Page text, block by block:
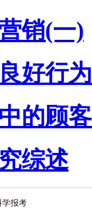
销(一)
好行
的顾
综述
学报考